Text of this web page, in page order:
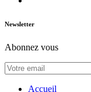
Newsletter
Abonnez vous
Accueil